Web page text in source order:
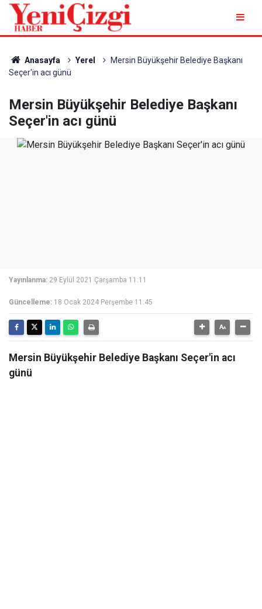
Anasayfa Yerel
Mersin Büyükşehir Belediye Başkanı
Seçer'in acı günü
Mersin Büyükşehir Belediye Başkanı
Seçer'in acı günü
Yayınlanma: 29 Eylül 2021 Çarşamba 11:11
Güncelleme: 18 Ocak 2024 Perşembe 11:45
Mersin Büyükşehir Belediye Başkanı Seçer'in acı
günü